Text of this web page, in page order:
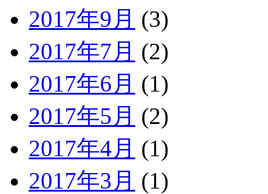
2017年9月 (3)
2017年7月 (2)
2017年6月 (1)
2017年5月 (2)
2017年4月 (1)
2017年3月 (1)